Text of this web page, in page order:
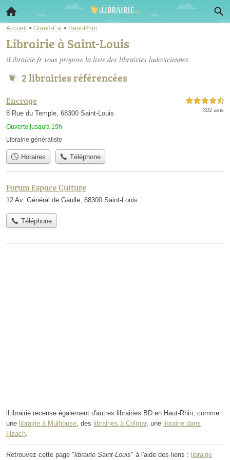
Accueil > Grand-Est > Haut-Rhin
Librairie à Saint-Louis
iLibrairie.fr vous propose la liste des librairies ludoviciennes.
2 librairies référencées
Encrage
8 Rue du Temple, 68300 Saint-Louis
Ouverte jusqu'à 19h
4,5 étoiles sur 5
392 avis
Librairie généraliste
Horaires Téléphone
Forum Espace Culture
12 Av. Général de Gaulle, 68300 Saint-Louis
Téléphone
iLibrairie recense également d'autres librairies BD en Haut-Rhin, comme :
une librairie à Mulhouse , des librairies à Colmar, une librairie dans
Illzach
Retrouvez cette page "librairie Saint-Louis" à l'aide des liens : librairie